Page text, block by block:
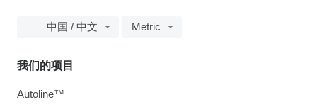
中国 / 中文 Metric
我们的项目
Autoline™